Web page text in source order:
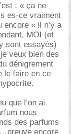
: « ça ne
es-ce vraiment
encore « il n’y a
MOI (et
sont essayés)
veux bien des
dénigrement
le faire en ce
que l’on ai
nous
des parfums
encore